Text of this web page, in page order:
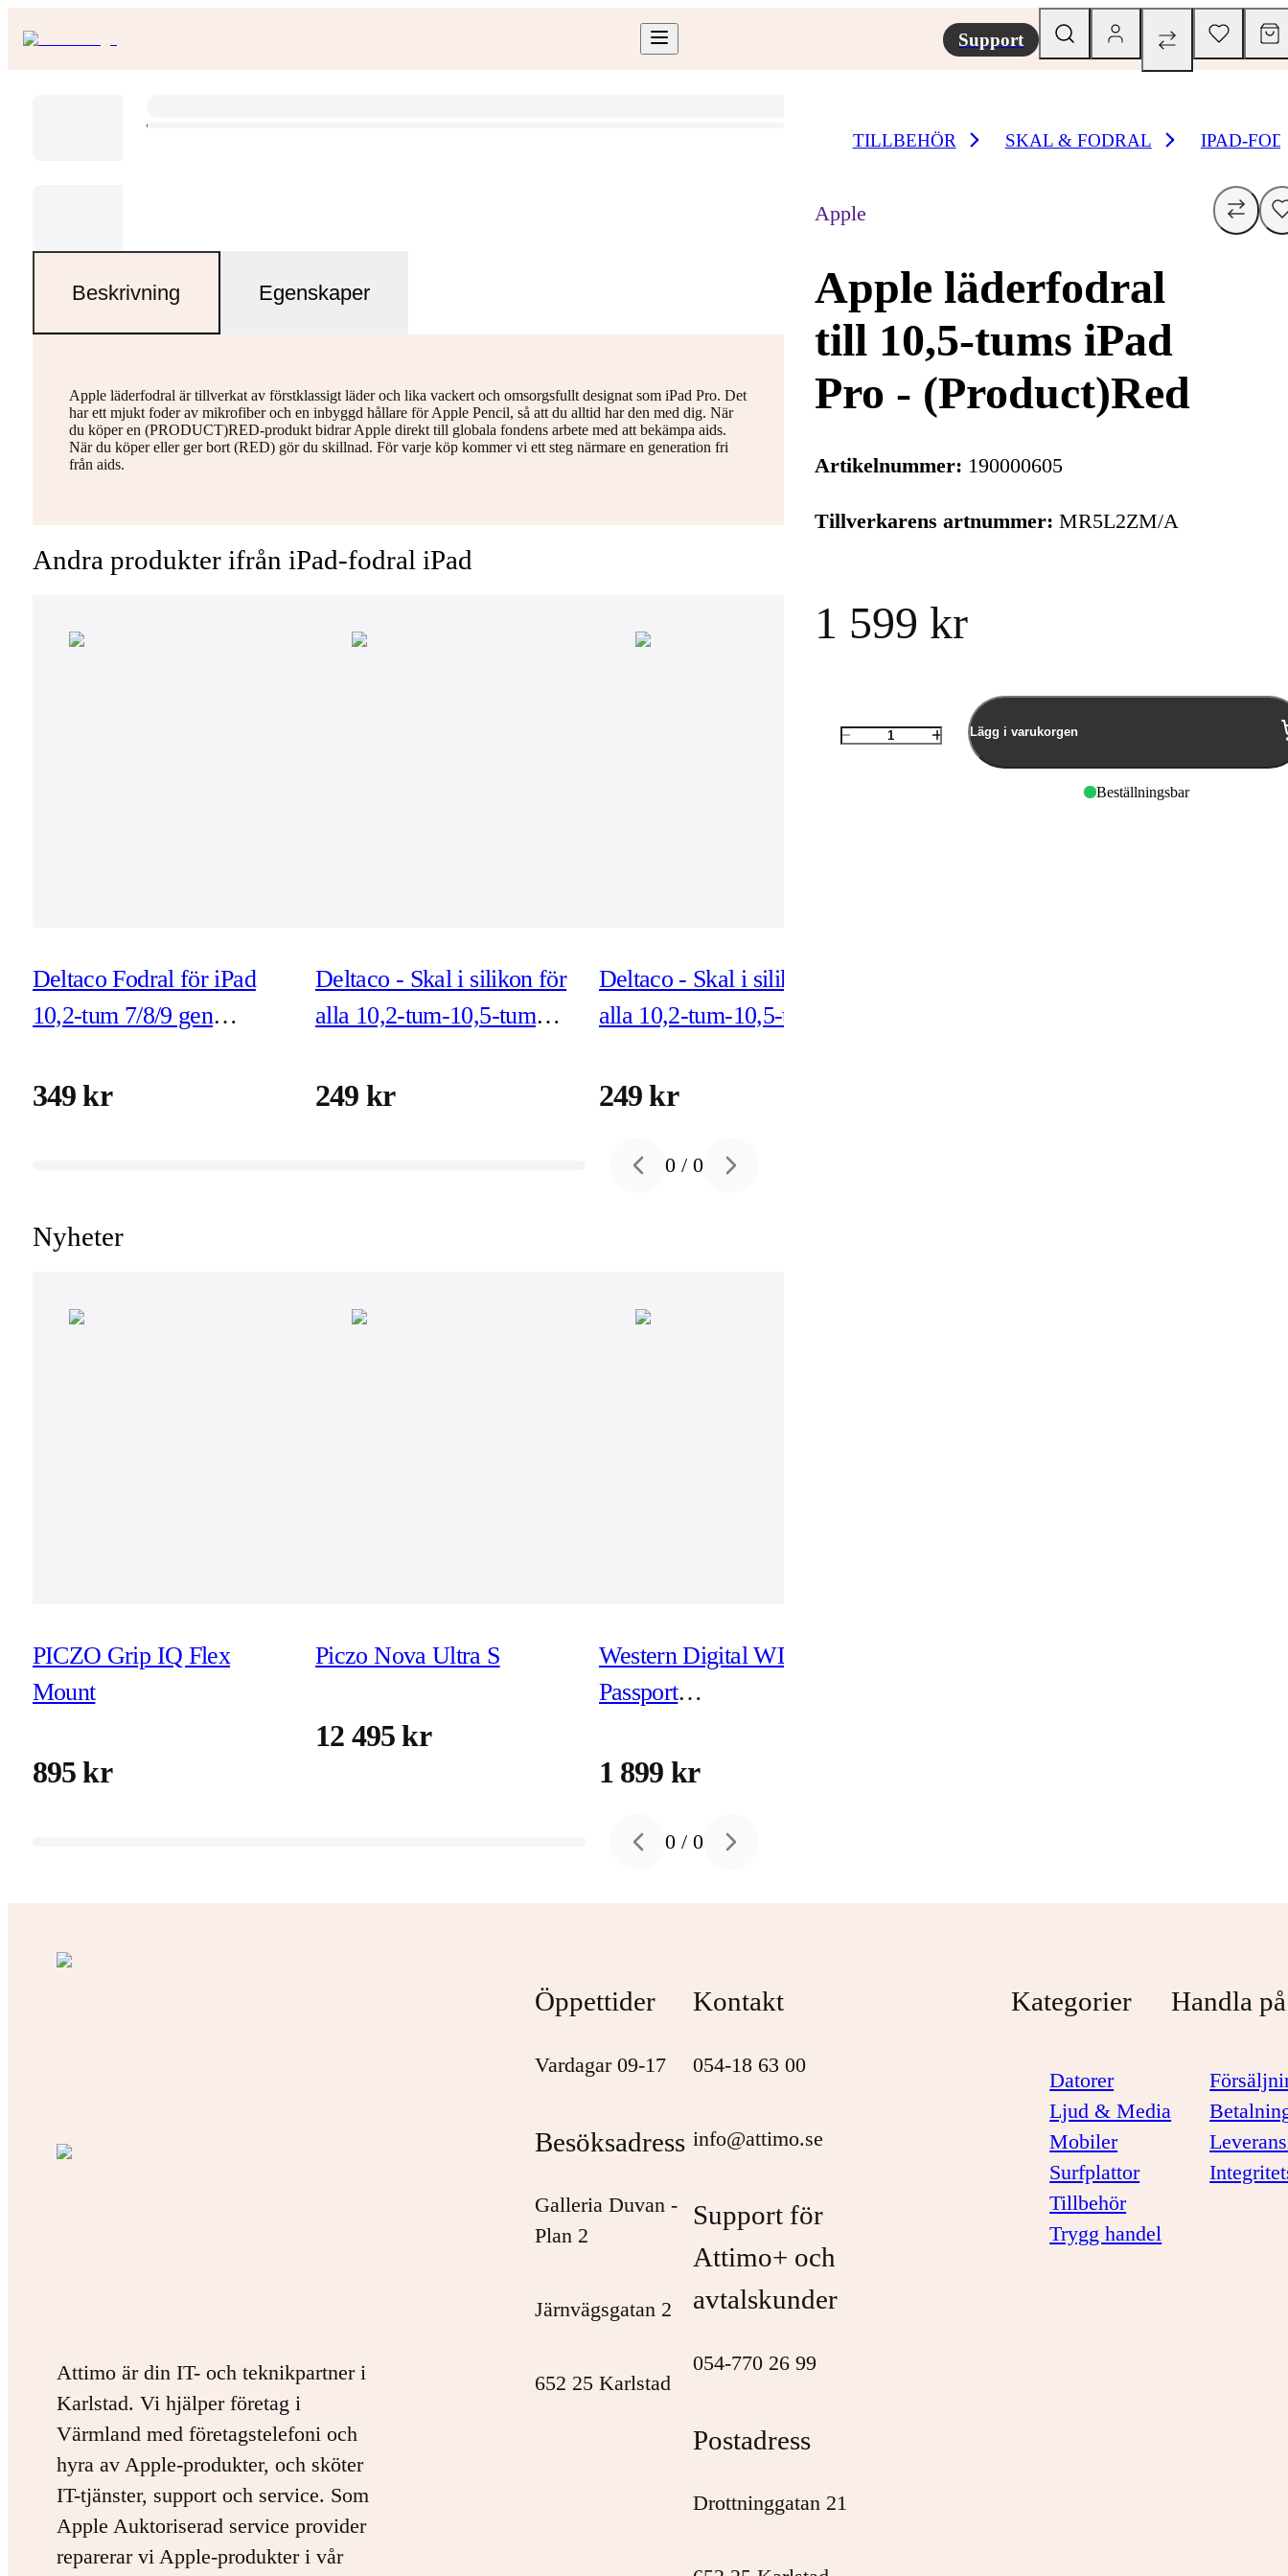
Support
Beskrivning Egenskaper
Apple läderfodral är tillverkat av förstklassigt läder och lika vackert och omsorgsfullt designat som iPad Pro. Det
har ett mjukt foder av mikrofiber och en inbyggd hållare för Apple Pencil, så att du alltid har den med dig. När
du köper en (PRODUCT)RED-produkt bidrar Apple direkt till globala fondens arbete med att bekämpa aids.
När du köper eller ger bort (RED) gör du skillnad. För varje köp kommer vi ett steg närmare en generation fri
från aids.
Andra produkter ifrån iPad-fodral iPad
Deltaco Fodral för iPad
10,2-tum 7/8/9 gen
veganläder,
349 kr
Deltaco - Skal i silikon för
alla 10,2-tum-10,5-tum
249 kr
Deltaco - Skal i silikon för
alla 10,2-tum-10,5-tum
249 kr
Previous slide
0 /0 Next slide
Nyheter
PICZO Grip IQ Flex
Mount
895 kr
Piczo Nova Ultra S
12 495 kr
Western Digital WD My
Passport
hårddisk 4 TB USB 3.2
1 899 kr
Previous slide
0 /0 Next slide
TILLBEHÖR SKAL & FODRAL IPAD-
Apple
Apple läderfodral
till 10,5-tums iPad
Pro - (Product)Red
Artikelnummer: 190000605
Tillverkarens artnummer: MR5L2ZM/A
1 599 kr
Antal
Lägg i varukorgen
Beställningsbar
Attimo är din IT- och teknikpartner i
Karlstad. Vi hjälper företag i
Värmland med företagstelefoni och
hyra av Apple-produkter, och sköter
IT-tjänster, support och service. Som
Apple Auktoriserad service provider
reparerar vi Apple-produkter i vår
Öppettider
Vardagar 09-17
Besöksadress
Galleria Duvan -
Plan 2
Järnvägsgatan 2
652 25 Karlstad
Kontakt
054-18 63 00
info@attimo.se
Support för
Attimo+ och
avtalskunder
054-770 26 99
Postadress
Drottninggatan 21
Kategorier
Datorer
Ljud & Media
Mobiler
Surfplattor
Tillbehör
Trygg handel
Handla